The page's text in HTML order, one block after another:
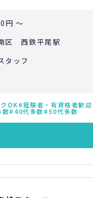
月給：350,000円 ～
区 西鉄平尾駅
タッフ
OK 経験者・有資格者歓迎
数 40代多数 50代多数